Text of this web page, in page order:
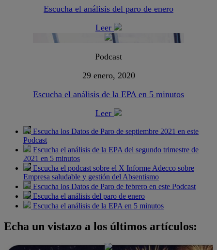
Escucha el análisis del paro de enero
Leer
Podcast
29 enero, 2020
Escucha el análisis de la EPA en 5 minutos
Leer
Escucha los Datos de Paro de septiembre 2021 en este
Podcast
Escucha el análisis de la EPA del segundo trimestre de
2021 en 5 minutos
Escucha el podcast sobre el X Informe Adecco sobre
Empresa saludable y gestión del Absentismo
Escucha los Datos de Paro de febrero en este Podcast
Escucha el análisis del paro de enero
Escucha el análisis de la EPA en 5 minutos
Echa un vistazo a los últimos artículos: